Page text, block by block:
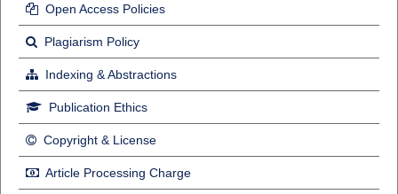
Open Access Policies
Plagiarism Policy
Indexing & Abstractions
Publication Ethics
Copyright & License
Article Processing Charge